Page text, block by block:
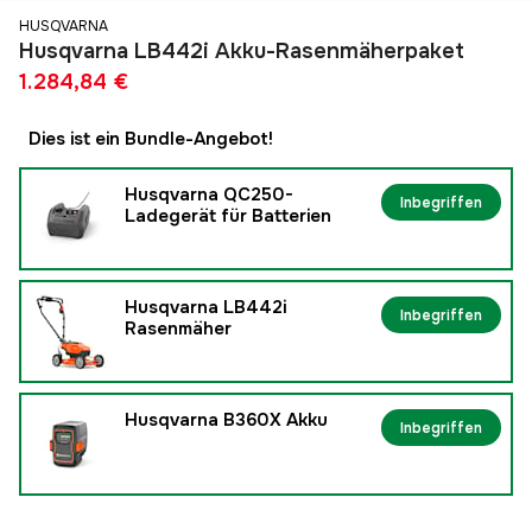
HUSQVARNA
Husqvarna LB442i Akku-Rasenmäherpaket
1.284,84 €
Dies ist ein Bundle-Angebot!
Husqvarna QC250-
Ladegerät für Batterien
Inbegriffen
Husqvarna LB442i
Rasenmäher
Inbegriffen
Husqvarna B360X Akku Inbegriffen